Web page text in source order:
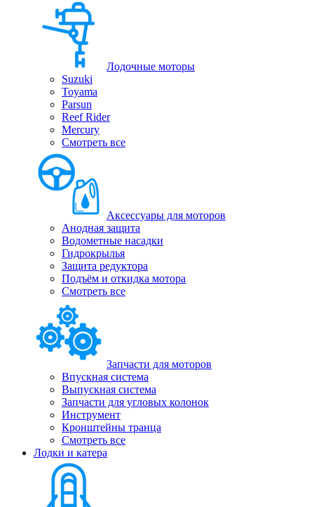
Лодочные моторы
Suzuki
Toyama
Parsun
Reef Rider
Mercury
Смотреть все
Аксессуары для моторов
Анодная защита
Водометные насадки
Гидрокрылья
Защита редуктора
Подъём и откидка мотора
Смотреть все
Запчасти для моторов
Впускная система
Выпускная система
Запчасти для угловых колонок
Инструмент
Кронштейны транца
Смотреть все
Лодки и катера